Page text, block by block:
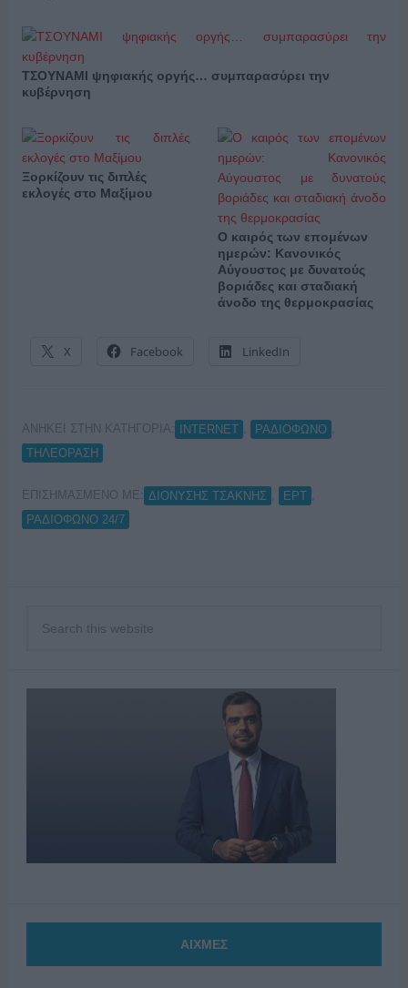
ΤΣΟΥΝΑΜΙ ψηφιακής οργής… συμπαρασύρει την
κυβέρνηση
Ξορκίζουν τις διπλές
εκλογές στο Μαξίμου
Ο καιρός των επομένων
ημερών: Κανονικός
Αύγουστος με δυνατούς
βοριάδες και σταδιακή
άνοδο της θερμοκρασίας
X Facebook LinkedIn
ΑΝΗΚΕΙ ΣΤΗΝ ΚΑΤΗΓΟΡΙΑ: INTERNET ΡΑΔΙΟΦΩΝΟ
ΤΗΛΕΟΡΑΣΗ
ΕΠΙΣΗΜΑΣΜΕΝΟ ΜΕ: ΔΙΟΝΥΣΗΣ ΤΣΑΚΝΗΣ ΕΡΤ
ΡΑΔΙΟΦΩΝΟ 24/7
ΑΙΧΜΕΣ